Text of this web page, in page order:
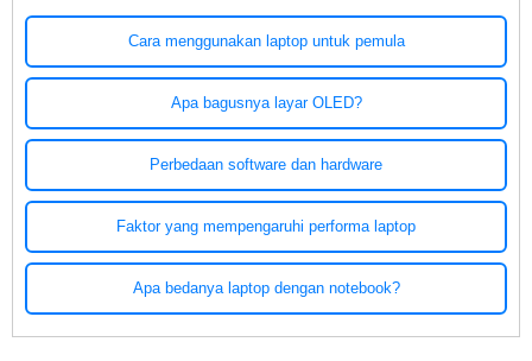
Cara menggunakan laptop untuk pemula
Apa bagusnya layar OLED?
Perbedaan software dan hardware
Faktor yang mempengaruhi performa laptop
Apa bedanya laptop dengan notebook?